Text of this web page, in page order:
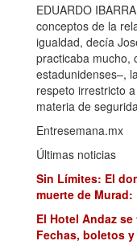
EDUARDO
conceptos de la
igualdad, decía
practicaba mucho,
estadunidenses–,
respeto irrestricto
materia de
Entresemana.mx
Últimas noticias
Sin Límites: El
muerte de Murad:
El Hotel Andaz
Fechas, boletos